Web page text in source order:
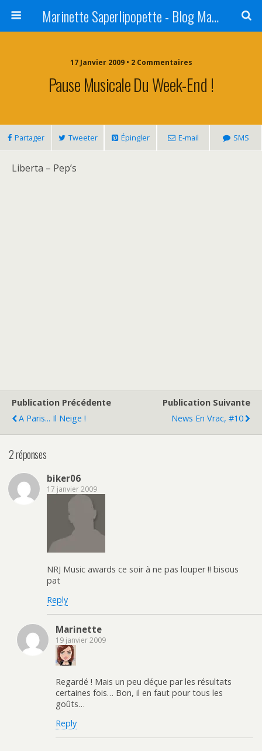
Marinette Saperlipopette - Blog Maman Angers Lifestyle - Ex Expat Montréal
17 Janvier 2009 • 2 Commentaires
Pause Musicale Du Week-End !
Partager Tweeter Épingler E-mail SMS
Liberta – Pep’s
Publication Précédente
A Paris... Il Neige !
Publication Suivante
News En Vrac, #10
2 réponses
biker06
17 janvier 2009
NRJ Music awards ce soir à ne pas louper !! bisous
pat
Reply
Marinette
19 janvier 2009
Regardé ! Mais un peu déçue par les résultats
certaines fois… Bon, il en faut pour tous les
goûts…
Reply